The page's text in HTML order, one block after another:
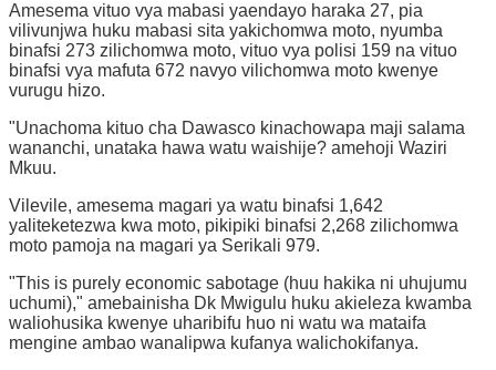
Amesema vituo vya mabasi yaendayo haraka 27, pia
vilivunjwa huku mabasi sita yakichomwa moto, nyumba
binafsi 273 zilichomwa moto, vituo vya polisi 159 na vituo
binafsi vya mafuta 672 navyo vilichomwa moto kwenye
vurugu hizo.
"Unachoma kituo cha Dawasco kinachowapa maji salama
wananchi, unataka hawa watu waishije? amehoji Waziri
Mkuu.
Vilevile, amesema magari ya watu binafsi 1,642
yaliteketezwa kwa moto, pikipiki binafsi 2,268 zilichomwa
moto pamoja na magari ya Serikali 979.
"This is purely economic sabotage (huu hakika ni uhujumu
uchumi)," amebainisha Dk Mwigulu huku akieleza kwamba
waliohusika kwenye uharibifu huo ni watu wa mataifa
mengine ambao wanalipwa kufanya walichokifanya.